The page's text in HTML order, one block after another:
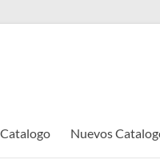
Nuevos